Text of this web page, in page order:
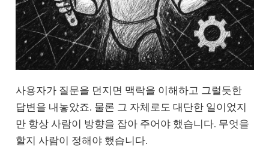
사용자가 질문을 던지면 맥락을 이해하고 그럴듯한
답변을 내놓았죠. 물론 그 자체로도 대단한 일이었지
만 항상 사람이 방향을 잡아 주어야 했습니다. 무엇을
할지 사람이 정해야 했습니다.